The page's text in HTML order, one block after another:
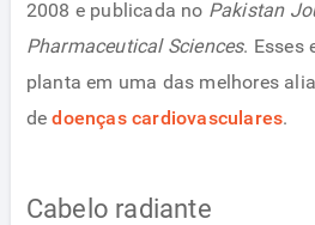
2008 e publicada no Pakistan
Pharmaceutical Sciences. Esses
planta em uma das melhores
dedoenças cardiovasculares.
Cabelo radiante